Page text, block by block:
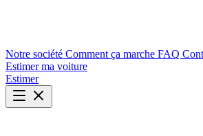
Notre société Comment ça marche FAQ
Estimer ma voiture
Estimer